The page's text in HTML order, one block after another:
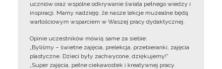
uczniów oraz wspólne odkrywanie świata pełnego wiedzy i
inspiracji. Mamy nadzieję, że nasze lekcje muzealne będą
wartościowym wsparciem w Waszej pracy dydaktycznej.
Opinie uczestników mówią same za siebie:
„Byliśmy – świetne zajęcia, prelekcja, przebieranki, zajęcia
plastyczne. Dzieci były zachwycone, dziękujemy!”
„Super zajęcia, pełne ciekawostek i kreatywnej pracy.